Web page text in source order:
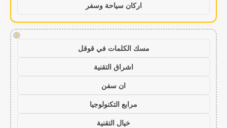
اركان سياحة وسفر
!
مسك الكلمات في قوقل
اشراق التقنية
ان سفن
مرابع التكنولوجيا
خيال التقنية